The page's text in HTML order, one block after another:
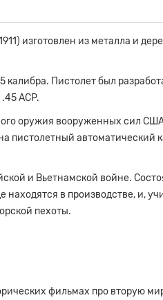
изготовлен из металла и
калибра. Пистолет был
ACP.
оружия вооруженных сил
пистолетный автоматический
и Вьетнамской войне.
в производстве, и,
пехоты.
фильмах про вторую